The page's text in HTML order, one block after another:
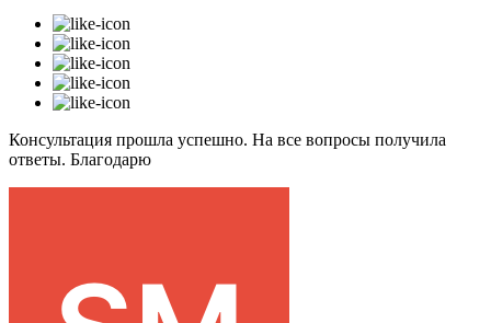
Консультация прошла успешно. На все вопросы получила
ответы. Благодарю